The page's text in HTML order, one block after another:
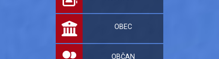
OBEC
OBČAN